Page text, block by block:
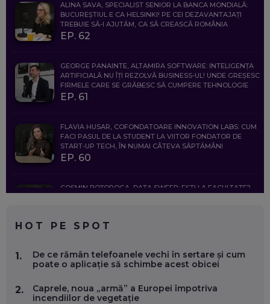
ALINA SAVA, SPECIALIST SENIOR LA BANCA MONDIALĂ:
BUCUREȘTIUL E CA HELSINKI! PE CEI DEZAVANTAJAȚI
TREBUIE SĂ-I AJUTĂM, CA SĂ CREASCĂ ROMÂNIA
EP. 62
GEORGE PANAINTE, ALTAMIRA SOFTWARE: INTELIGENȚA
ARTIFICIALĂ NU ÎȚI REZOLVĂ BUSINESS-UL! UNDE GREȘESC
FIRMELE CARE SE GRĂBESC SĂ CUMPERE TEHNOLOGIE
EP. 61
FLAVIA HUSAR, COFONDATOARE INNOVATION LABS: CUM
FACI PASUL DE LA STUDENT LA VIITOR FONDATOR DE
START-UP TECH, ÎN NUMAI CÂTEVA SĂPTĂMÂNI
EP. 60
COSMIN BOȚOROGA, DATA SWEEP: EȘTI LA FACULTATE?
FOLOSEȘTI TEHNOLOGIA CA SĂ FII MAI BUN LA JOB. ȘI CUM
SE VA SCHIMBA MUNCA, ÎN URMĂTORII ANI
HOT PE SPOT
1.
De ce rămân telefoanele vechi în sertare și cum
poate o aplicație să schimbe acest obicei
2.
Caprele, noua „armă” a Europei împotriva
incendiilor de vegetație